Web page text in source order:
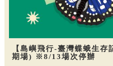
【島嶼飛行-臺灣蝶蛾生
期場) ※8/13場次停辦